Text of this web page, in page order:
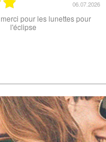
super les lunettes, très cool,